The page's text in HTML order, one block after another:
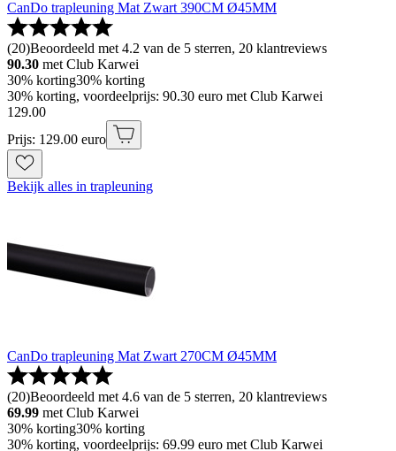
CanDo trapleuning Mat Zwart 390CM Ø45MM
(20)Beoordeeld met 4.2 van de 5 sterren, 20 klantreviews
90.30 met Club Karwei
30% korting30% korting
30% korting, voordeelprijs: 90.30 euro met Club Karwei
129.00
Prijs: 129.00 euro
Bekijk alles in trapleuning
CanDo trapleuning Mat Zwart 270CM Ø45MM
(20)Beoordeeld met 4.6 van de 5 sterren, 20 klantreviews
69.99 met Club Karwei
30% korting30% korting
30% korting, voordeelprijs: 69.99 euro met Club Karwei